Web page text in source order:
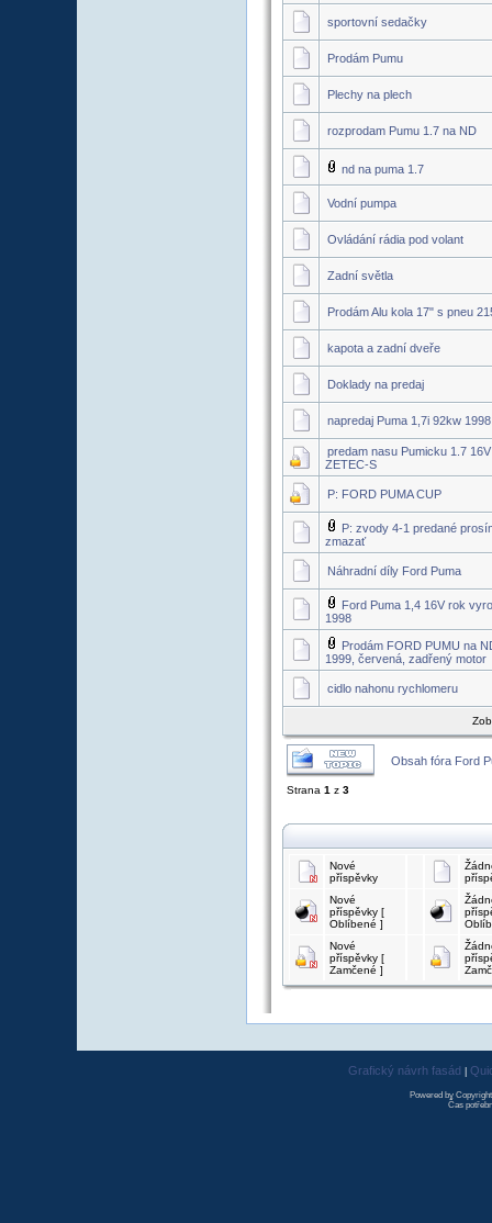
sportovní sedačky
Prodám Pumu
Plechy na plech
rozprodam Pumu 1.7 na ND
nd na puma 1.7
Vodní pumpa
Ovládání rádia pod volant
Zadní světla
Prodám Alu kola 17" s pneu
kapota a zadní dveře
Doklady na predaj
napredaj Puma 1,7i 92kw 1998
predam nasu Pumicku 1.7 16V
ZETEC-S
P: FORD PUMA CUP
P: zvody 4-1 predané
zmazať
Náhradní díly Ford Puma
Ford Puma 1,4 16V rok
1998
Prodám FORD PUMU na
1999, červená, zadřený motor
cidlo nahonu rychlomeru
Obsah fóra Ford
Strana 1 z 3
Nové
příspěvky
Nové
příspěvky [
Oblíbené ]
Nové
příspěvky [
Zamčené ]
Grafický návrh fasád
Powered by
Čas